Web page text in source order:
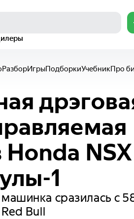
РазборИгрыПодборкиУчебникПро
1
сразилась с
Bull